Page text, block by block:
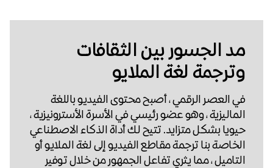
مد الجسور بين الثقافات
وترجمة لغة الملايو
في العصر الرقمي ، أصبح محتوى الفيديو باللغة
الماليزية ، وهو عضو رئيسي في الأسرة الأسترونيزية ،
حيويا بشكل متزايد. تتيح لك أداة الذكاء الاصطناعي
الخاصة بنا ترجمة مقاطع الفيديو إلى لغة الملايو أو
التاميل ، مما يثري تفاعل الجمهور من خلال توفير